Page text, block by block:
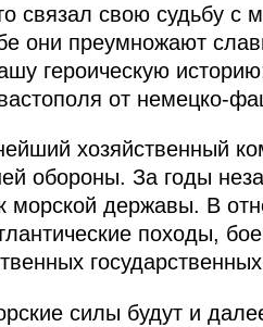
связал свою судьбу
они преумножают
героическую
от немецко-
хозяйственный
обороны. За годы
морской державы. В
походы,
силы будут и